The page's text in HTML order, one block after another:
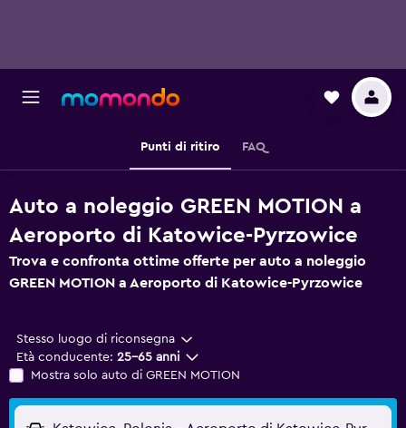
Punti di ritiro FAQ
Auto a noleggio GREEN MOTION a
Aeroporto di Katowice-Pyrzowice
Trova e confronta ottime offerte per auto a noleggio
GREEN MOTION a Aeroporto di Katowice-Pyrzowice
Stesso luogo di riconsegna
Età conducente: 25-65 anni
Mostra solo auto di GREEN MOTION